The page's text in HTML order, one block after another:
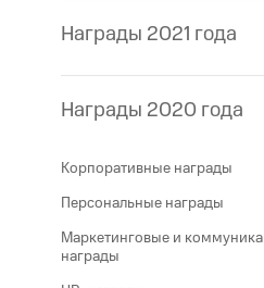
Награды 2021 года
Награды 2020 года
Корпоративные награды
Персональные награды
Маркетинговые и
награды